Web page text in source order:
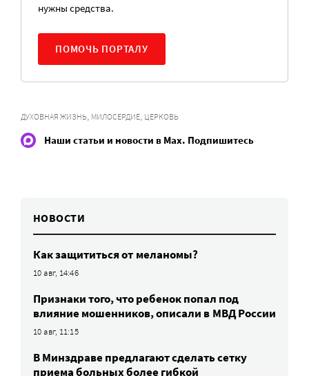
нужны средства.
ПОМОЧЬ ПОРТАЛУ
ДУХОВНАЯ ЖИЗНЬ МИЛОСЕРДИЕ ЦЕРКОВЬ
Наши статьи и новости в Max. Подпишитесь
НОВОСТИ
Как защититься от меланомы?
10 авг, 14:46
Признаки того, что ребенок попал под
влияние мошенников, описали в МВД России
10 авг, 11:15
В Минздраве предлагают сделать сетку
приема больных более гибкой